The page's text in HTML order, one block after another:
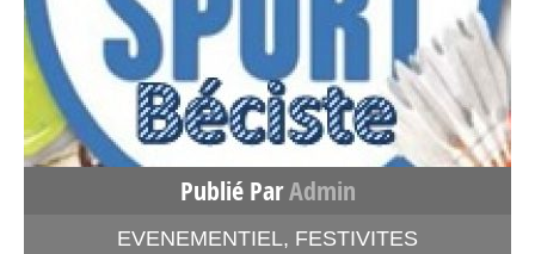
Publié ParAdmin
EVENEMENTIEL, FESTIVITES